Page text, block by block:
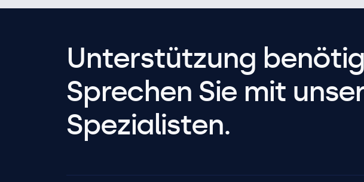
Unterstützung
Sprechen Sie mit
Spezialisten.